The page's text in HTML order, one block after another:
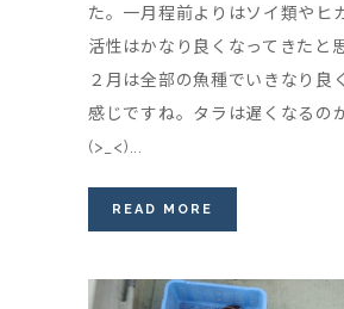
た。一月程前よりはソイ類やヒ
活性はかなり良くなってきたと
２月は全部の魚種でいきなり良
感じですね。タラは遅くなるの
(>_<)...
READ MORE